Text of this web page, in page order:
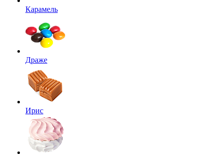
Карамель
Драже
Ирис